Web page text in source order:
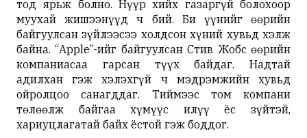
тод ярьж болно. Нүүр хийх газаргүй болохоор
муухай жишээнүүд ч бий. Би үүнийг өөрийн
байгуулсан зүйлээсээ холдсон хүний хувьд хэлж
байна. “Apple”-ийг байгуулсан Стив Жобс өөрийн
компаниасаа гарсан түүх байдаг. Надтай
адилхан гэж хэлэхгүй ч мэдрэмжийн хувьд
ойролцоо санагддаг. Тиймээс том компани
төлөөлж байгаа хүмүүс илүү ёс зүйтэй,
хариуцлагатай байх ёстой гэж боддог.